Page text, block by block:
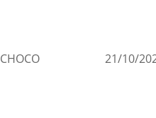
CHOCO 21/10/